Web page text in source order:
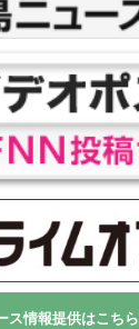
ス情報提供はこちら